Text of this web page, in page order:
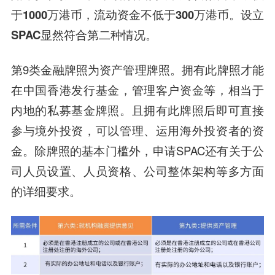
于1000万港币，流动资金不低于300万港币。设立
SPAC显然符合第二种情况。
第9类金融牌照为资产管理牌照。拥有此牌照才能
在中国香港发行基金，管理客户资金等，相当于
内地的私募基金牌照。且拥有此牌照后即可直接
参与境外投资，可以管理、运用海外投资者的资
金。除牌照的基本门槛外，申请SPAC还有关于公
司人员设置、人员资格、公司整体架构等多方面
的详细要求。